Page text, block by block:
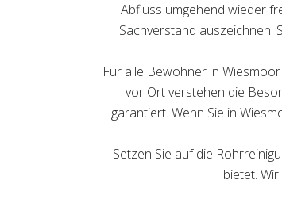
Abfluss umgehend wieder
Sachverstand auszeichnen.
Für alle Bewohner in
vor Ort verstehen die
garantiert. Wenn Sie in
Setzen Sie auf die
bietet.